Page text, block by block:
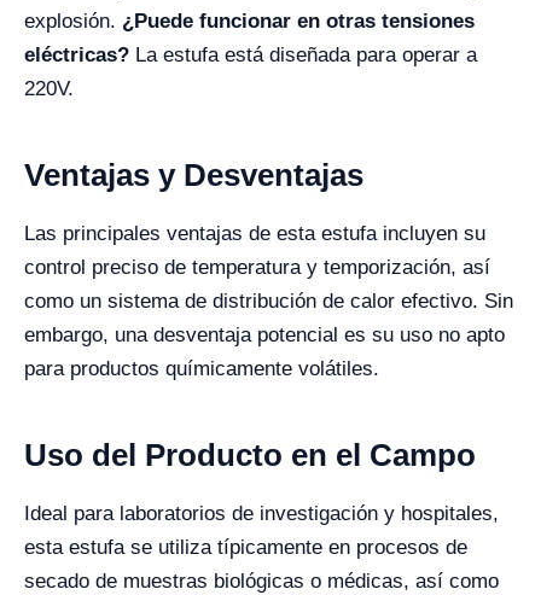
explosión. ¿Puede funcionar en otras tensiones
eléctricas? La estufa está diseñada para operar a
220V.
Ventajas y Desventajas
Las principales ventajas de esta estufa incluyen su
control preciso de temperatura y temporización, así
como un sistema de distribución de calor efectivo. Sin
embargo, una desventaja potencial es su uso no apto
para productos químicamente volátiles.
Uso del Producto en el Campo
Ideal para laboratorios de investigación y hospitales,
esta estufa se utiliza típicamente en procesos de
secado de muestras biológicas o médicas, así como